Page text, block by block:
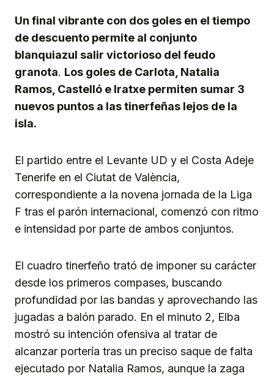
Un final vibrante con dos goles en el tiempo
de descuento permite al conjunto
blanquiazul salir victorioso del feudo
granota. Los goles de Carlota, Natalia
Ramos, Castelló e Iratxe permiten sumar 3
nuevos puntos a las tinerfeñas lejos de la
isla.
El partido entre el Levante UD y el Costa Adeje
Tenerife en el Ciutat de València,
correspondiente a la novena jornada de la Liga
F tras el parón internacional, comenzó con ritmo
e intensidad por parte de ambos conjuntos.
El cuadro tinerfeño trató de imponer su carácter
desde los primeros compases, buscando
profundidad por las bandas y aprovechando las
jugadas a balón parado. En el minuto 2, Elba
mostró su intención ofensiva al tratar de
alcanzar portería tras un preciso saque de falta
ejecutado por Natalia Ramos, aunque la zaga